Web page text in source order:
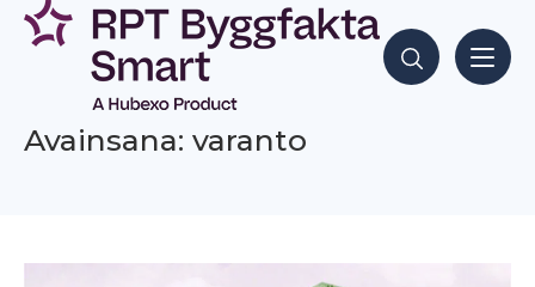
Siirry
sisältöön
Hae sisältöjä
Avainsana: varanto